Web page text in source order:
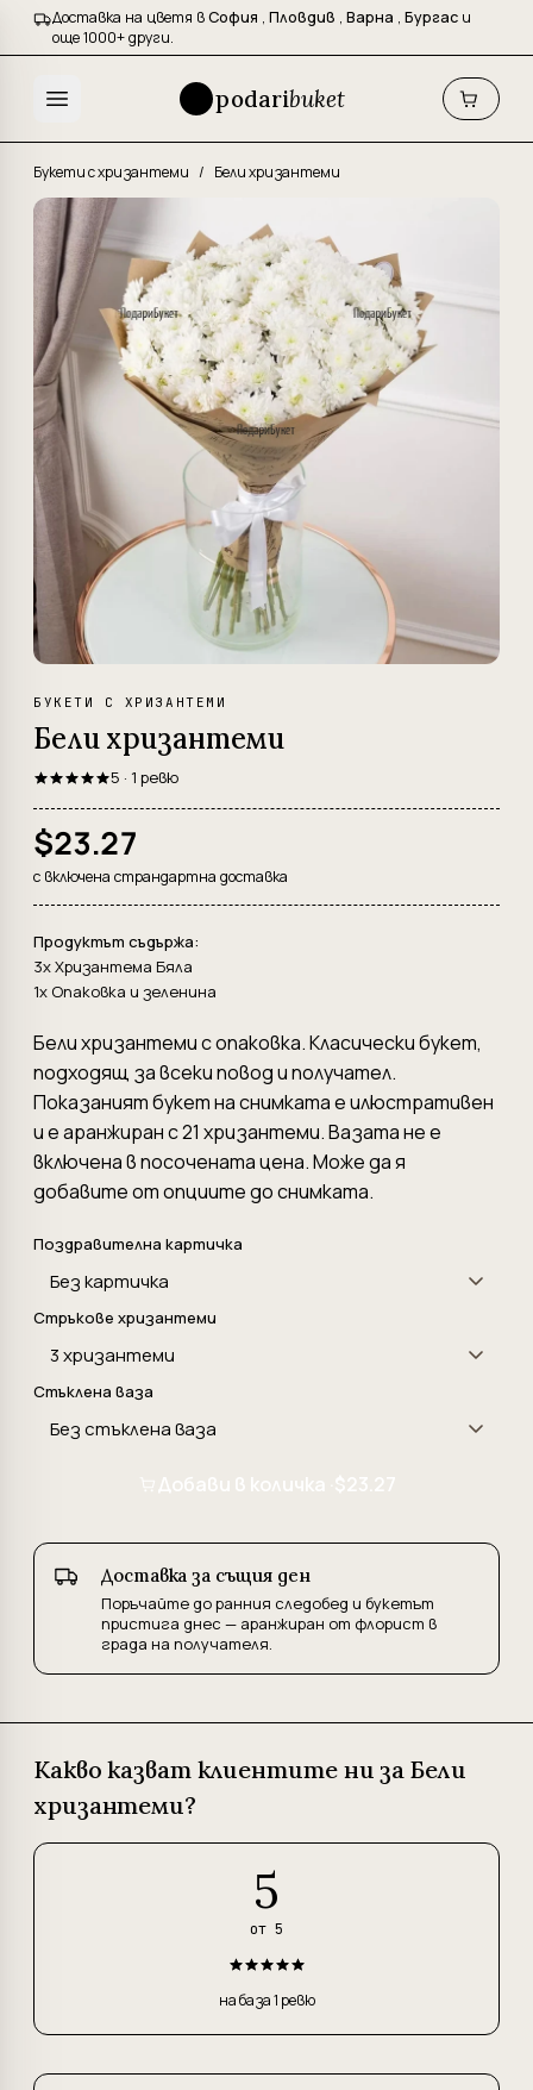
Доставка на цветя вСофия , Пловдив , Варна , Бургас и
още 1000+ други.
podaribuket
Букети с хризантеми / Бели хризантеми
БУКЕТИ С ХРИЗАНТЕМИ
Бели хризантеми
5 · 1 ревю
$23.27
с включена страндартна доставка
Продуктът съдържа:
3x Хризантема Бяла
1x Опаковка и зеленина
Бели хризантеми с опаковка. Класически букет,
подходящ за всеки повод и получател.
Показаният букет на снимката е илюстративен
и е аранжиран с 21 хризантеми. Вазата не е
включена в посочената цена. Може да я
добавите от опциите до снимката.
Поздравителна картичка
Стръкове хризантеми
Стъклена ваза
Добави в количка · $23.27
Доставка за същия ден
Поръчайте до ранния следобед и букетът
пристига днес — аранжиран от флорист в
града на получателя.
Какво казват клиентите ни за Бели
хризантеми?
5
от 5
на база 1 ревю